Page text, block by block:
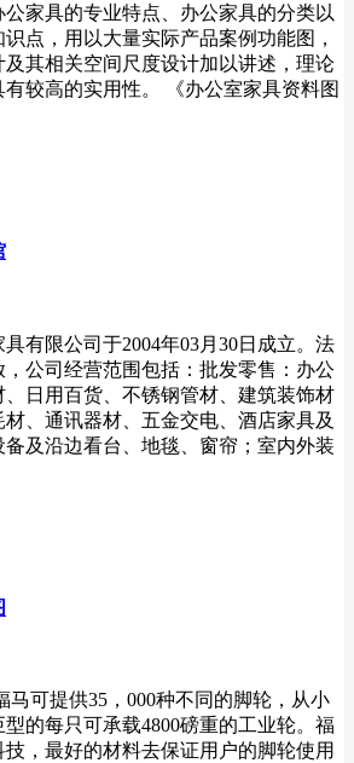
家具的专业特点、办公家具的分类以
点，用以大量实际产品案例功能图，
及其相关空间尺度设计加以讲述，理论
较高的实用性。 《办公室家具资料图
有限公司于2004年03月30日成立。法
，公司经营范围包括：批发零售：办公
日用百货、不锈钢管材、建筑装饰材
、通讯器材、五金交电、酒店家具及
备及沿边看台、地毯、窗帘；室内外装
马可提供35，000种不同的脚轮，从小
的每只可承载4800磅重的工业轮。福
，最好的材料去保证用户的脚轮使用